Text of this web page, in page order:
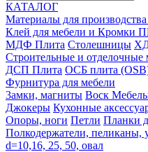
КАТАЛОГ
Материалы для
Клей для мебели и Кромки
МДФ Плита Столешницы
Строительные и отделочные
ДСП Плита ОСБ плита
Фурнитура для мебели
3амки, магниты Воск
Джокеры Кухонные
Опоры, ноги Петли Планки
Полкодержатели, пеликаны,
d=10,16, 25, 50, овал